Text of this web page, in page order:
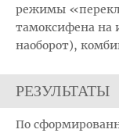
режимы
тамоксифена на
наоборот),
РЕЗУЛЬТАТЫ
По